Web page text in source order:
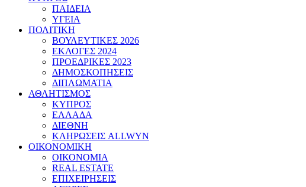
ΠΑΙΔΕΙΑ
ΥΓΕΙΑ
ΠΟΛΙΤΙΚΗ
ΒΟΥΛΕΥΤΙΚΕΣ 2026
ΕΚΛΟΓΕΣ 2024
ΠΡΟΕΔΡΙΚΕΣ 2023
ΔΗΜΟΣΚΟΠΗΣΕΙΣ
ΔΙΠΛΩΜΑΤΙΑ
ΑΘΛΗΤΙΣΜΟΣ
ΚΥΠΡΟΣ
ΕΛΛΑΔΑ
ΔΙΕΘΝΗ
ΚΛΗΡΩΣΕΙΣ ALLWYN
ΟΙΚΟΝΟΜΙΚΗ
ΟΙΚΟΝΟΜΙΑ
REAL ESTATE
ΕΠΙΧΕΙΡΗΣΕΙΣ